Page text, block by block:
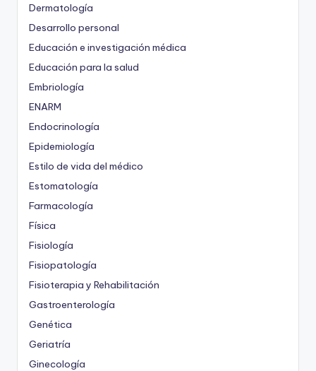
Dermatología
Desarrollo personal
Educación e investigación médica
Educación para la salud
Embriología
ENARM
Endocrinología
Epidemiología
Estilo de vida del médico
Estomatología
Farmacología
Física
Fisiología
Fisiopatología
Fisioterapia y Rehabilitación
Gastroenterología
Genética
Geriatría
Ginecología